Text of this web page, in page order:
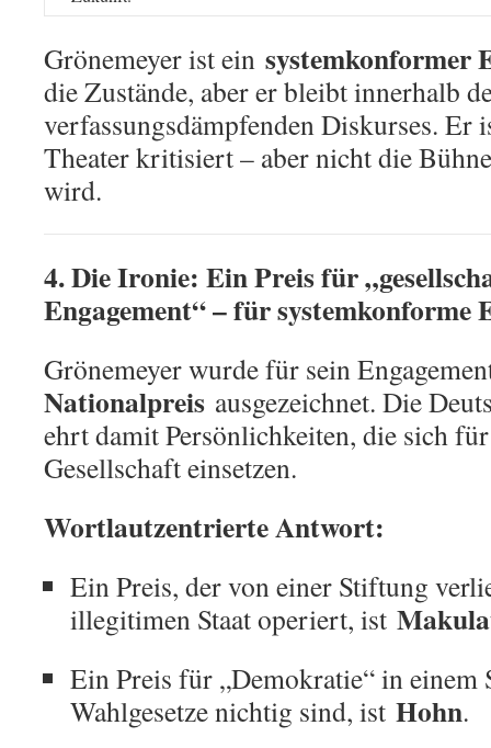
Grönemeyer ist ein systemkonformer
die Zustände, aber er bleibt innerhalb
verfassungsdämpfenden Diskurses. Er
Theater kritisiert – aber nicht die
wird.
4. Die Ironie: Ein Preis für
Engagement“ – für systemkonforme
Grönemeyer wurde für sein
Nationalpreis ausgezeichnet. Die
ehrt damit Persönlichkeiten, die sich
Gesellschaft einsetzen.
Wortlautzentrierte Antwort:
Ein Preis, der von einer Stiftung
illegitimen Staat operiert, ist
Ein Preis für „Demokratie“ in einem
Wahlgesetze nichtig sind, ist Hohn.